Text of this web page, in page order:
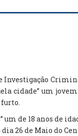
cidade” um
de 18 anos de
26 de Maio do